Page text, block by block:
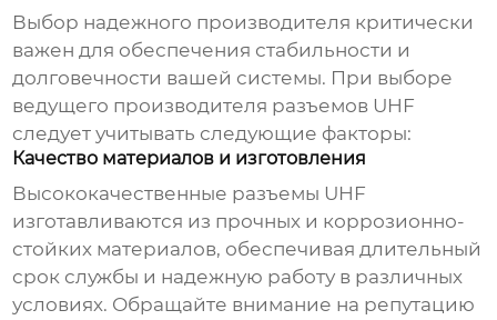
Выбор надежного производителя критически
важен для обеспечения стабильности и
долговечности вашей системы. При выборе
ведущего производителя разъемов UHF
следует учитывать следующие факторы:
Качество материалов и изготовления
Высококачественные разъемы UHF
изготавливаются из прочных и коррозионно-
стойких материалов, обеспечивая длительный
срок службы и надежную работу в различных
условиях. Обращайте внимание на репутацию